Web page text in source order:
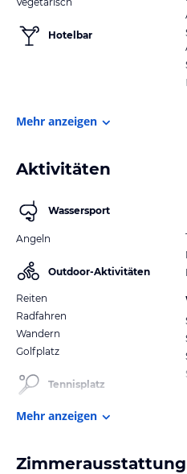
Hotelbar
Mehr anzeigen
Aktivitäten
Wassersport
Angeln
Outdoor-Aktivitäten
Reiten
Radfahren
Wandern
Golfplatz
Tennisplatz
Mehr anzeigen
Zimmerausstattung